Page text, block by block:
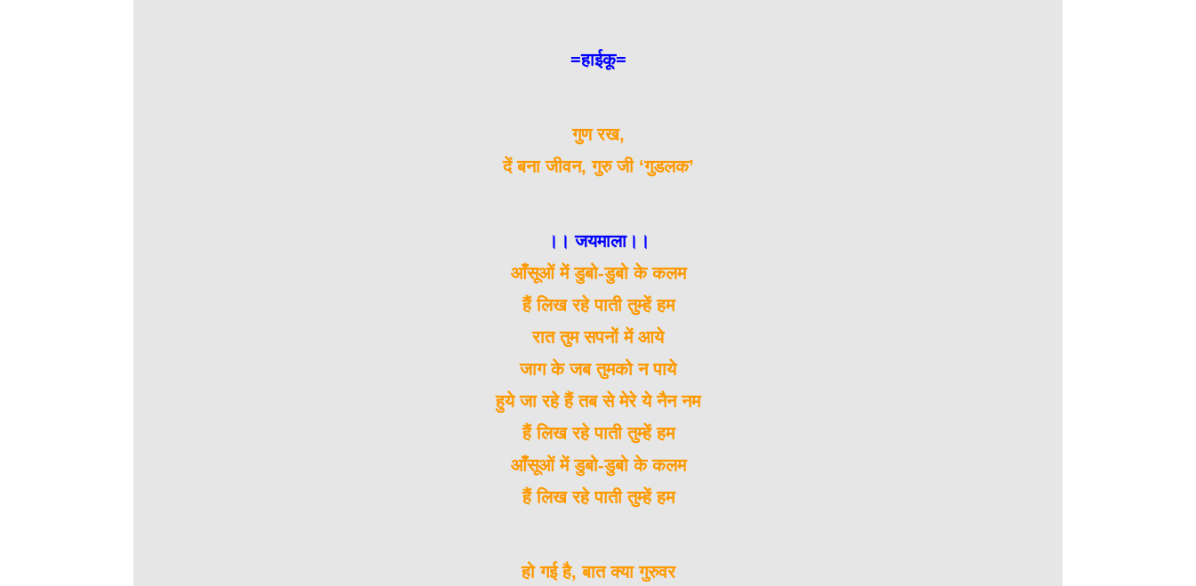
=हाईकू=
गुण रख,
दें बना जीवन, गुरु जी ‘गुडलक’
।। जयमाला।।
आँसूओं में डुबो-डुबो के कलम
हैं लिख रहे पाती तुम्हें हम
रात तुम सपनों में आये
जाग के जब तुमको न पाये
हुये जा रहे हैं तब से मेरे ये नैन नम
हैं लिख रहे पाती तुम्हें हम
आँसूओं में डुबो-डुबो के कलम
हैं लिख रहेपातीतुम्हें हम
हो गई है, बात क्या गुरुवर